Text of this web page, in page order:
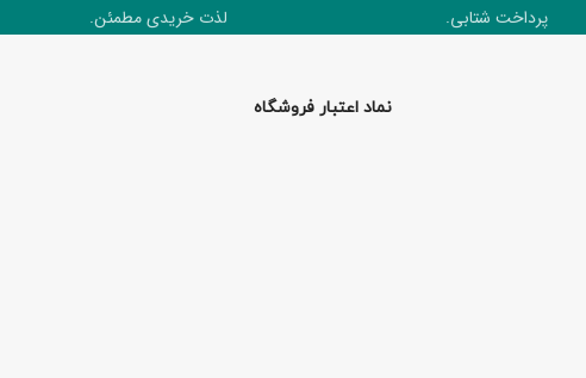
پرداخت شتابی.
لذت خریدی مطمئن.
نماد اعتبار فروشگاه